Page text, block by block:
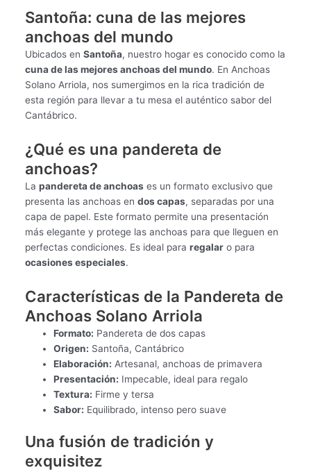
Santoña: cuna de las mejores
anchoas del mundo
Ubicados en Santoña, nuestro hogar es conocido como la
cuna de las mejores anchoas del mundo. En Anchoas
Solano Arriola, nos sumergimos en la rica tradición de
esta región para llevar a tu mesa el auténtico sabor del
Cantábrico.
¿Qué es una pandereta de
anchoas?
La pandereta de anchoases un formato exclusivo que
presenta las anchoas en dos capas, separadas por una
capa de papel. Este formato permite una presentación
más elegante y protege las anchoas para que lleguen en
perfectas condiciones. Es ideal para regalaro para
ocasiones especiales.
Características de la Pandereta de
Anchoas Solano Arriola
Formato: Pandereta de dos capas
Origen: Santoña, Cantábrico
Elaboración: Artesanal, anchoas de primavera
Presentación: Impecable, ideal para regalo
Textura: Firme y tersa
Sabor: Equilibrado, intenso pero suave
Una fusión de tradición y
exquisitez